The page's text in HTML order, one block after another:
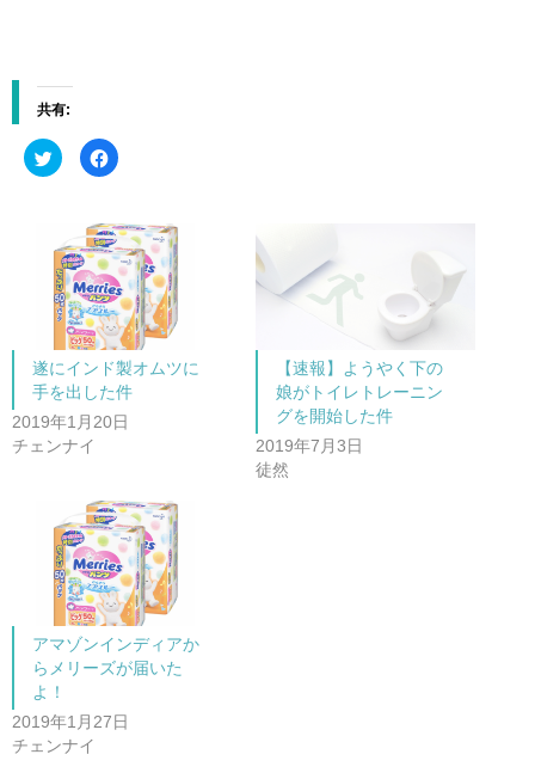
共有:
ク
リ
w
i
t
t
e
r
共
有
(
新
し
い
ウ
ィ
開
き
ま
す
)
F
a
o
o
k
で
共
有
す
る
に
は
ク
リ
ッ
ク
し
い
(
新
し
い
ウ
ィ
ン
ド
ウ
で
開
き
)
遂にインド製オムツに
手を出した件
2019年1月20日
チェンナイ
【速報】ようやく下の
娘がトイレトレーニン
グを開始した件
2019年7月3日
徒然
アマゾンインディアか
らメリーズが届いた
よ！
2019年1月27日
チェンナイ